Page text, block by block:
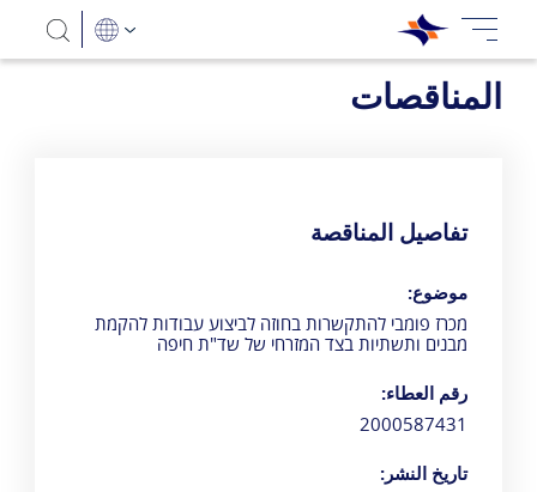
المناقصات
מכרז פומבי להתקשרות בחוזה לביצוע עבודות להקמת מבנים
تفاصيل المناقصة
موضوع:
מכרז פומבי להתקשרות בחוזה לביצוע עבודות להקמת
מבנים ותשתיות בצד המזרחי של שד"ת חיפה
رقم العطاء:
2000587431
تاريخ النشر: